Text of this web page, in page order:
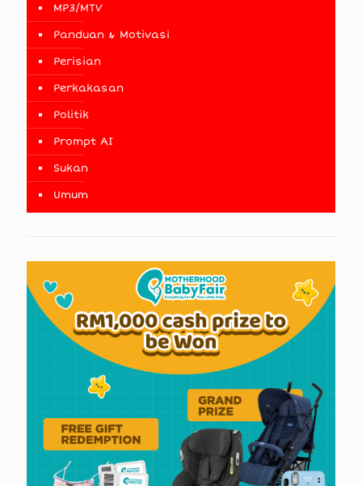
MP3/MTV
Panduan & Motivasi
Perisian
Perkakasan
Politik
Prompt AI
Sukan
Umum